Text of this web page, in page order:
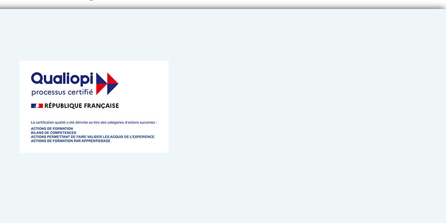
cookies
l’Artisanat de Bretagne